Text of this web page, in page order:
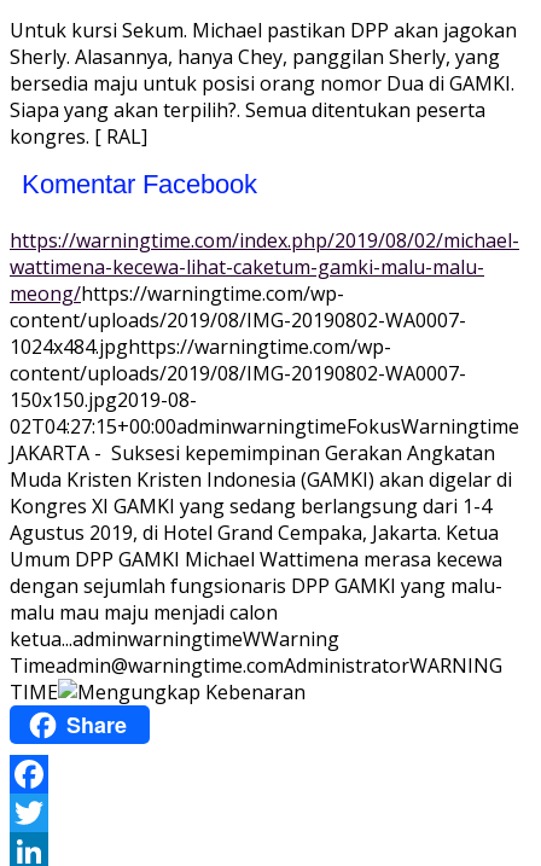
Untuk kursi Sekum. Michael pastikan DPP akan jagokan
Sherly. Alasannya, hanya Chey, panggilan Sherly, yang
bersedia maju untuk posisi orang nomor Dua di GAMKI.
Siapa yang akan terpilih?. Semua ditentukan peserta
kongres. [ RAL]
Komentar Facebook
https://warningtime.com/index.php/2019/08/02/michael-
wattimena-kecewa-lihat-caketum-gamki-malu-malu-
meong/https://warningtime.com/wp-
content/uploads/2019/08/IMG-20190802-WA0007-
1024x484.jpghttps://warningtime.com/wp-
content/uploads/2019/08/IMG-20190802-WA0007-
150x150.jpg2019-08-
02T04:27:15+00:00adminwarningtimeFokusWarningtime
JAKARTA - Suksesi kepemimpinan Gerakan Angkatan
Muda Kristen Kristen Indonesia (GAMKI) akan digelar di
Kongres XI GAMKI yang sedang berlangsung dari 1-4
Agustus 2019, di Hotel Grand Cempaka, Jakarta. Ketua
Umum DPP GAMKI Michael Wattimena merasa kecewa
dengan sejumlah fungsionaris DPP GAMKI yang malu-
malu mau maju menjadi calon
ketua...adminwarningtimeWWarning
Timeadmin@warningtime.comAdministratorWARNING
TIME
Share
Facebook
Twitter